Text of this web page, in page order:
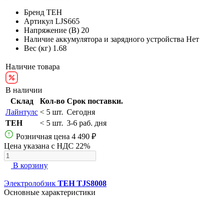
Бренд TEH
Артикул LJS665
Напряжение (В) 20
Наличие аккумулятора и зарядного устройства Нет
Вес (кг) 1.68
Наличие товара
В наличии
Склад
Кол-во Срок поставки.
Лайнтулс < 5 шт. Сегодня
TEH
< 5 шт. 3-6 раб. дня
Розничная цена 4 490 ₽
Цена указана с НДС 22%
В корзину
Электролобзик TEH TJS8008
Основные характеристики